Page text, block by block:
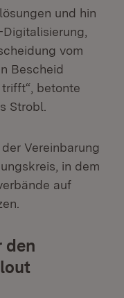
und hin
vom
Bescheid
betonte
Strobl.
Vereinbarung
in dem
auf
den